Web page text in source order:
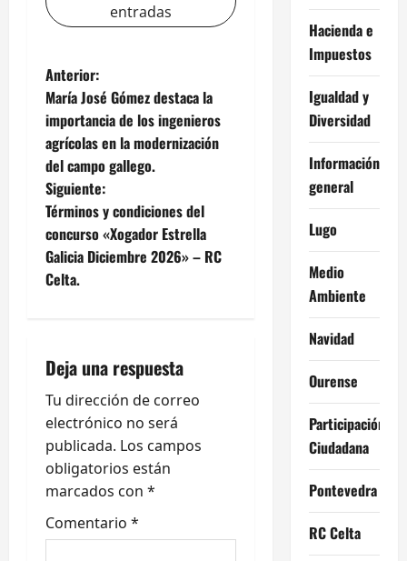
entradas
N
a
v
e
g
a
ó
n
d
e
e
Anterior:
María José Gómez destaca la
importancia de los ingenieros
agrícolas en la modernización
del campo gallego.
Siguiente:
Términos y condiciones del
concurso «Xogador Estrella
Galicia Diciembre 2026» – RC
Celta.
Deja una respuesta
Tu dirección de correo
electrónico no será
publicada. Los campos
obligatorios están
marcados con *
Comentario *
Hacienda e
Impuestos
Igualdad y
Diversidad
Información
general
Lugo
Medio
Ambiente
Navidad
Ourense
Participación
Ciudadana
Pontevedra
RC Celta